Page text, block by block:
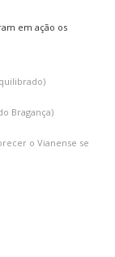
em ação os
Bragança)
o Vianense se